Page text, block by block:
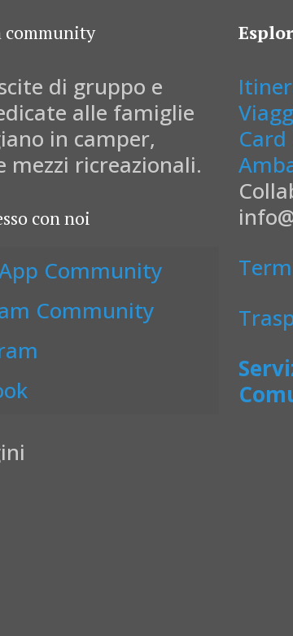
di gruppo e
alle famiglie
in camper,
mezzi ricreazionali.
con noi
Community
Community